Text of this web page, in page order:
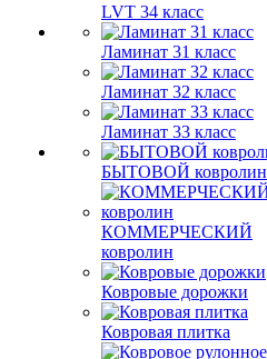
LVT 34 класс
Ламинат 31 класс
Ламинат 32 класс
Ламинат 33 класс
БЫТОВОЙ ковролин
КОММЕРЧЕСКИЙ
ковролин
Ковровые дорожки
Ковровая плитка